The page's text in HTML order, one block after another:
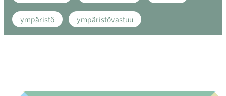
ympäristö ympäristövastuu